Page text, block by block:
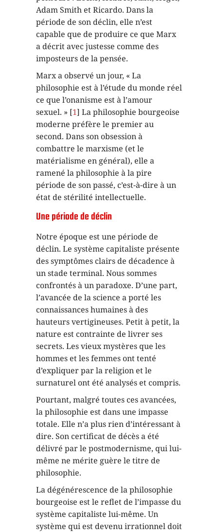
Adam Smith et Ricardo. Dans la
période de son déclin, elle n’est
capable que de produire ce que Marx
a décrit avec justesse comme des
imposteurs de la pensée.
Marx a observé un jour, « La
philosophie est à l’étude du monde réel
ce que l’onanisme est à l’amour
sexuel. » [1] La philosophie bourgeoise
moderne préfère le premier au
second. Dans son obsession à
combattre le marxisme (et le
matérialisme en général), elle a
ramené la philosophie à la pire
période de son passé, c’est-à-dire à un
état de stérilité intellectuelle.
Une période de déclin
Notre époque est une période de
déclin. Le système capitaliste présente
des symptômes clairs de décadence à
un stade terminal. Nous sommes
confrontés à un paradoxe. D’une part,
l’avancée de la science a porté les
connaissances humaines à des
hauteurs vertigineuses. Petit à petit, la
nature est contrainte de livrer ses
secrets. Les vieux mystères que les
hommes et les femmes ont tenté
d’expliquer par la religion et le
surnaturel ont été analysés et compris.
Pourtant, malgré toutes ces avancées,
la philosophie est dans une impasse
totale. Elle n’a plus rien d’intéressant à
dire. Son certificat de décès a été
délivré par le postmodernisme, qui lui-
même ne mérite guère le titre de
philosophie.
La dégénérescence de la philosophie
bourgeoise est le reflet de l’impasse du
système capitaliste lui-même. Un
système qui est devenu irrationnel doit